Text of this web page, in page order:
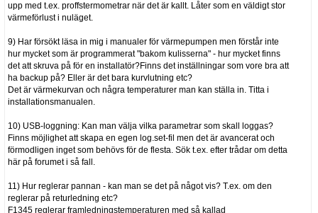
upp med t.ex. proffstermometrar när det är kallt. Låter som en väldigt stor
värmeförlust i nuläget.
9) Har försökt läsa in mig i manualer för värmepumpen men förstår inte
hur mycket som är programmerat "bakom kulisserna" - hur mycket finns
det att skruva på för en installatör?Finns det inställningar som vore bra att
ha backup på? Eller är det bara kurvlutning etc?
Det är värmekurvan och några temperaturer man kan ställa in. Titta i
installationsmanualen.
10) USB-loggning: Kan man välja vilka parametrar som skall loggas?
Finns möjlighet att skapa en egen log.set-fil men det är avancerat och
förmodligen inget som behövs för de flesta. Sök t.ex. efter trådar om detta
här på forumet i så fall.
11) Hur reglerar pannan - kan man se det på något vis? T.ex. om den
reglerar på returledning etc?
F1345 reglerar framledningstemperaturen med så kallad